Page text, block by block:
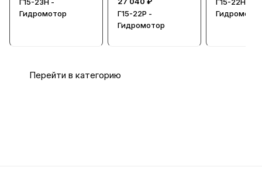
Г15-23Н -
Гидромотор
Г15-22Р -
Гидромотор
Г15-22Н -
Перейти в категорию